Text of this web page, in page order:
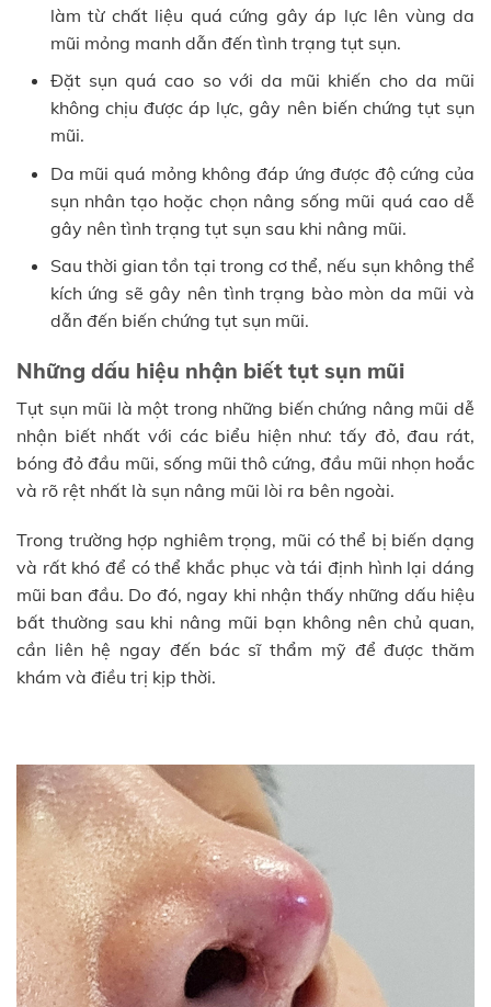
làm từ chất liệu quá cứng gây áp lực lên vùng da
mũi mỏng manh dẫn đến tình trạng tụt sụn.
Đặt sụn quá cao so với da mũi khiến cho da mũi
không chịu được áp lực, gây nên biến chứng tụt sụn
mũi.
Da mũi quá mỏng không đáp ứng được độ cứng của
sụn nhân tạo hoặc chọn nâng sống mũi quá cao dễ
gây nên tình trạng tụt sụn sau khi nâng mũi.
Sau thời gian tồn tại trong cơ thể, nếu sụn không thể
kích ứng sẽ gây nên tình trạng bào mòn da mũi và
dẫn đến biến chứng tụt sụn mũi.
Những dấu hiệu nhận biết tụt sụn mũi
Tụt sụn mũi là một trong những biến chứng nâng mũi dễ
nhận biết nhất với các biểu hiện như: tấy đỏ, đau rát,
bóng đỏ đầu mũi, sống mũi thô cứng, đầu mũi nhọn hoắc
và rõ rệt nhất là sụn nâng mũi lòi ra bên ngoài.
Trong trường hợp nghiêm trọng, mũi có thể bị biến dạng
và rất khó để có thể khắc phục và tái định hình lại dáng
mũi ban đầu. Do đó, ngay khi nhận thấy những dấu hiệu
bất thường sau khi nâng mũi bạn không nên chủ quan,
cần liên hệ ngay đến bác sĩ thẩm mỹ để được thăm
khám và điều trị kịp thời.